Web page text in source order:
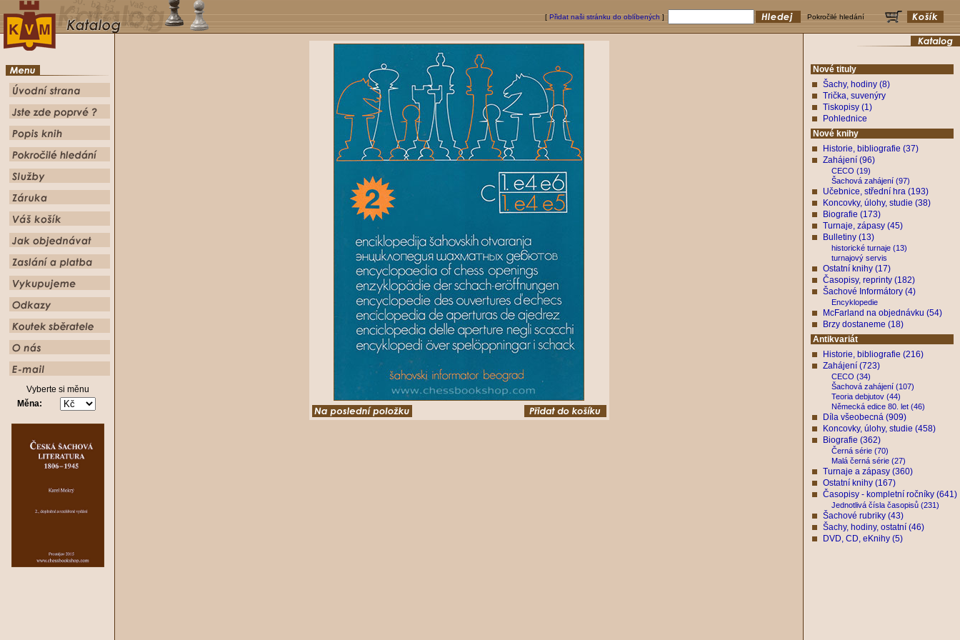
[ Přidat naši stránku do oblíbených ] Pokročilé hledání
Vyberte si měnu
Měna:
Nové tituly
Šachy, hodiny (8)
Trička, suvenýry
Tiskopisy (1)
Pohlednice
Nové knihy
Historie, bibliografie (37)
Zahájení (96)
CECO (19)
Šachová zahájení (97)
Učebnice, střední hra (193)
Koncovky, úlohy, studie (38)
Biografie (173)
Turnaje, zápasy (45)
Bulletiny (13)
historické turnaje (13)
turnajový servis
Ostatní knihy (17)
Časopisy, reprinty (182)
Šachové Informátory (4)
Encyklopedie
McFarland na objednávku (54)
Brzy dostaneme (18)
Antikvariát
Historie, bibliografie (216)
Zahájení (723)
CECO (34)
Šachová zahájení (107)
Teoria debjutov (44)
Německá edice 80. let (46)
Díla všeobecná (909)
Koncovky, úlohy, studie (458)
Biografie (362)
Černá série (70)
Malá černá série (27)
Turnaje a zápasy (360)
Ostatní knihy (167)
Časopisy - kompletní ročníky (641)
Jednotlivá čísla časopisů (231)
Šachové rubriky (43)
Šachy, hodiny, ostatní (46)
DVD, CD, eKnihy (5)